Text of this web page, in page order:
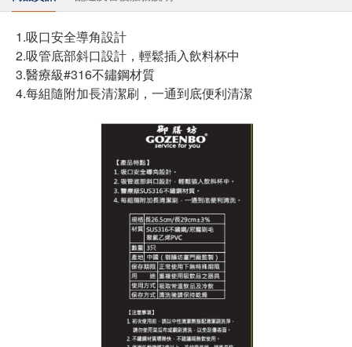
1.吸口安全導角設計
2.吸管底部斜口設計，輕鬆插入飲料杯中
3.醫療級#316不鏽鋼材質
4.每組隨附加長清潔刷，一通到底便利清潔